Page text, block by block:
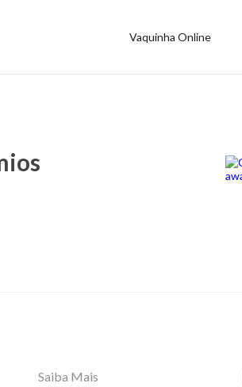
Vaquinha Online
Saiba Mais